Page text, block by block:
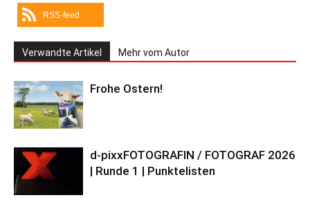
RSS-feed
Verwandte Artikel Mehr vom Autor
Frohe Ostern!
d-pixxFOTOGRAFIN / FOTOGRAF 2026
| Runde 1 | Punktelisten